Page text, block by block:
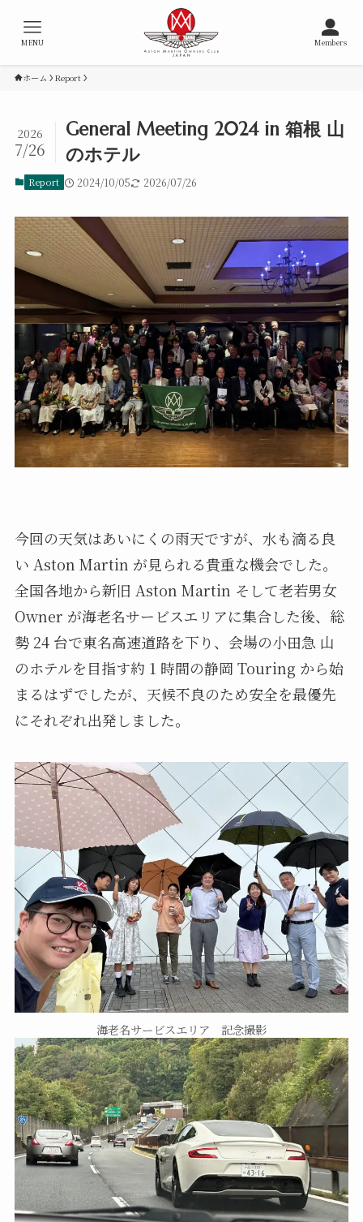
Members
MENU
ホーム Report
General Meeting 2024 in 箱根 山
のホテル
2026
7/26
Report 2024/10/05 2026/07/26
今回の天気はあいにくの雨天ですが、水も滴る良
い Aston Martin が見られる貴重な機会でした。
全国各地から新旧 Aston Martin そして老若男女
Owner が海老名サービスエリアに集合した後、総
勢 24 台で東名高速道路を下り、会場の小田急 山
のホテルを目指す約 1 時間の静岡 Touring から始
まるはずでしたが、天候不良のため安全を最優先
にそれぞれ出発しました。
海老名サービスエリア 記念撮影